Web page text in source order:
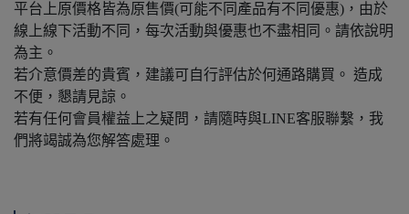
平台上原價格皆為原售價(可能不同產品有不同優惠)，由於
線上線下活動不同，每次活動與優惠也不盡相同。請依說明
為主。
若介意價差的貴賓，建議可自行評估於何通路購買。 造成
不便，懇請見諒。
若有任何會員權益上之疑問，請隨時與LINE客服聯繫，我
們將竭誠為您解答處理。